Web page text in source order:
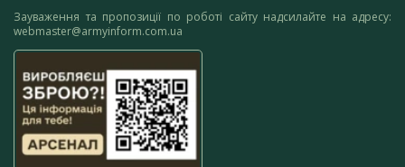
Зауваження та пропозиції по роботі сайту надсилайте на адресу:
webmaster@armyinform.com.ua